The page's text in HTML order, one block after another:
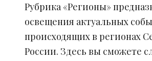
Рубрика «Регионы»
освещения актуальных
происходящих в регионах
России. Здесь вы сможете